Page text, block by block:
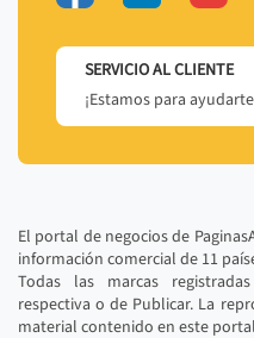
SERVICIO AL CLIENTE
¡Estamos para
El portal de negocios de
información comercial de 11
Todas las marcas
respectiva o de Publicar. La
material contenido en este